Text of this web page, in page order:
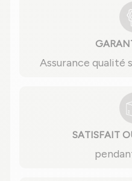
Assurance qualité
SATISFAIT